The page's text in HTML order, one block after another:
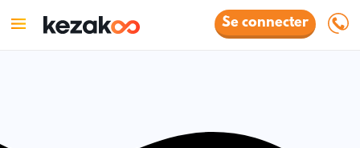
Se connecter